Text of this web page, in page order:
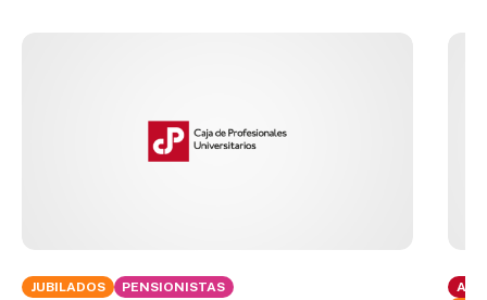
JUBILADOS PENSIONISTAS